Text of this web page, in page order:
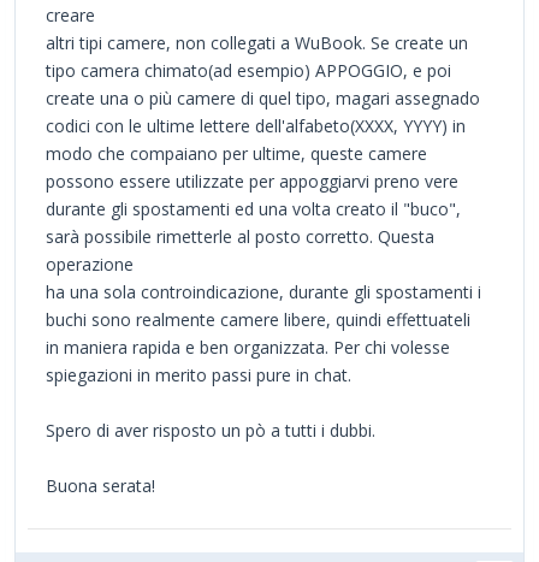
creare
altri tipi camere, non collegati a WuBook. Se create un
tipo camera chimato(ad esempio) APPOGGIO, e poi
create una o più camere di quel tipo, magari assegnado
codici con le ultime lettere dell'alfabeto(XXXX, YYYY) in
modo che compaiano per ultime, queste camere
possono essere utilizzate per appoggiarvi preno vere
durante gli spostamenti ed una volta creato il "buco",
sarà possibile rimetterle al posto corretto. Questa
operazione
ha una sola controindicazione, durante gli spostamenti i
buchi sono realmente camere libere, quindi effettuateli
in maniera rapida e ben organizzata. Per chi volesse
spiegazioni in merito passi pure in chat.
Spero di aver risposto un pò a tutti i dubbi.
Buona serata!